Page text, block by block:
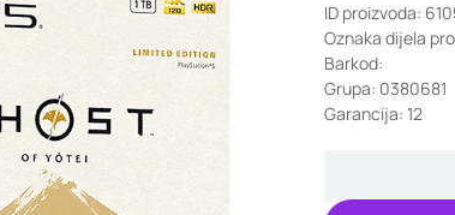
ID proizvoda:
Oznaka dijela
Barkod:
Grupa: 0380681
Garancija: 12